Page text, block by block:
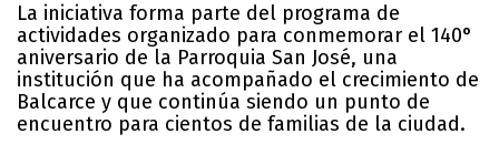
La iniciativa forma parte del programa de
actividades organizado para conmemorar el 140°
aniversario de la Parroquia San José, una
institución que ha acompañado el crecimiento de
Balcarce y que continúa siendo un punto de
encuentro para cientos de familias de la ciudad.